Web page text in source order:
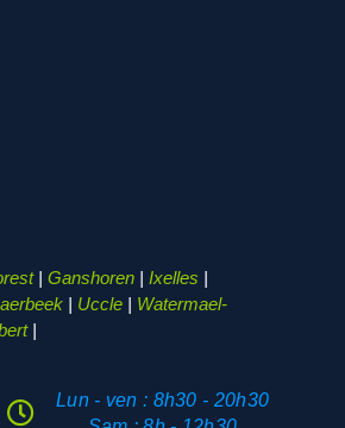
| Ganshoren | Ixelles |
| Uccle| Watermael-
|
Lun - ven : 8h30 - 20h30